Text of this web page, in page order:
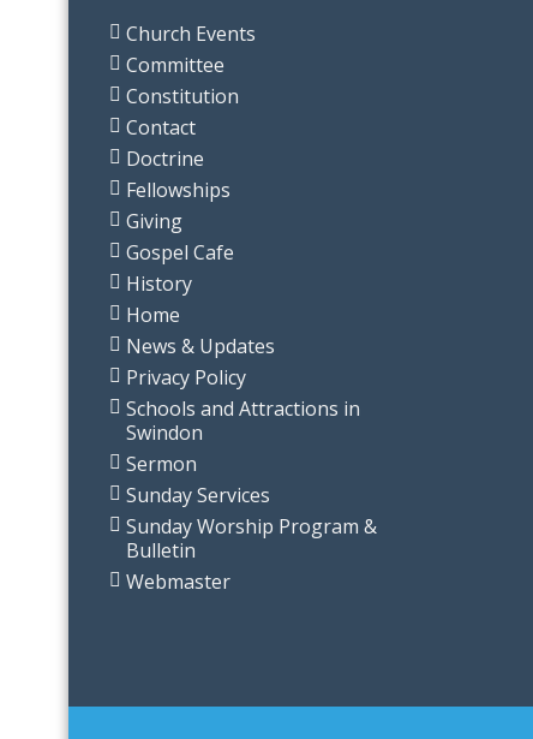
Church Events
Committee
Constitution
Contact
Doctrine
Fellowships
Giving
Gospel Cafe
History
Home
News & Updates
Privacy Policy
Schools and Attractions in
Swindon
Sermon
Sunday Services
Sunday Worship Program &
Bulletin
Webmaster